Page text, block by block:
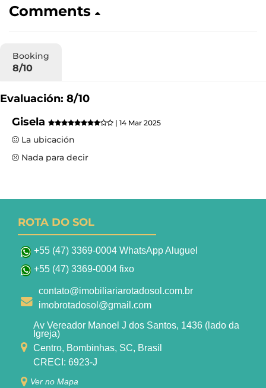
Comments
Booking
8/10
Evaluación: 8/10
Gisela
| 14 Mar 2025
La ubicación
Nada para decir
ROTA DO SOL
+55 (47) 3369-0004 WhatsApp Aluguel
+55 (47) 3369-0004 fixo
contato@imobiliariarotadosol.com.br
imobrotadosol@gmail.com
Av Vereador Manoel J dos Santos, 1436 (lado da
Igreja)
Centro, Bombinhas, SC, Brasil
CRECI: 6923-J
Ver no Mapa